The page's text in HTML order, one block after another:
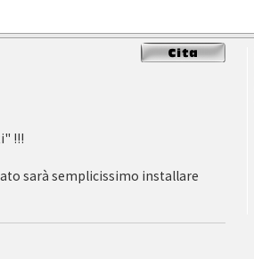
!!!
sarà semplicissimo installare